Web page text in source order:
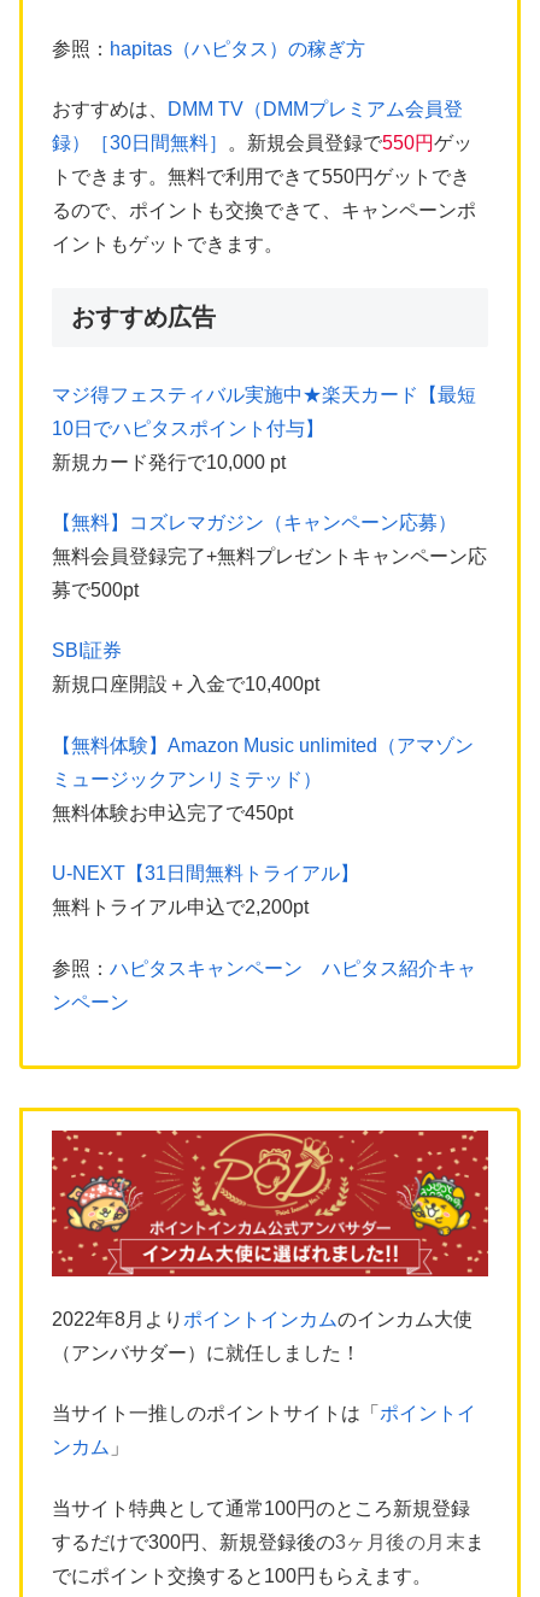
参照： hapitas（ハピタス）の稼ぎ方
おすすめは、
DMM TV（DMMプレミアム会員登
録）［30日間無料］
。新規会員登録で550円ゲッ
トできます。無料で利用できて550円ゲットでき
るので、ポイントも交換できて、キャンペーンポ
イントもゲットできます。
おすすめ広告
マジ得フェスティバル実施中★楽天カード【最短
10日でハピタスポイント付与】
新規カード発行で10,000 pt
【無料】コズレマガジン（キャンペーン応募）
無料会員登録完了+無料プレゼントキャンペーン応
募で500pt
SBI証券
新規口座開設＋入金で10,400pt
【無料体験】Amazon Music unlimited（アマゾン
ミュージックアンリミテッド）
無料体験お申込完了で450pt
U-NEXT【31日間無料トライアル】
無料トライアル申込で2,200pt
参照： ハピタスキャンペーン ハピタス紹介キャ
ンペーン
2022年8月より ポイントインカムのインカム大使
（アンバサダー）に就任しました！
当サイト一推しのポイントサイトは「 ポイントイ
ンカム 」
当サイト特典として通常100円のところ新規登録
するだけで300円、新規登録後の3ヶ月後の月末 ま
でにポイント交換すると100円もらえます。